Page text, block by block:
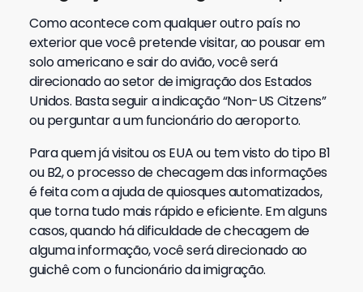
Como acontece com qualquer outro país no
exterior que você pretende visitar, ao pousar em
solo americano e sair do avião, você será
direcionado ao setor de imigração dos Estados
Unidos. Basta seguir a indicação “Non-US Citzens”
ou perguntar a um funcionário do aeroporto.
Para quem já visitou os EUA ou tem visto do tipo B1
ou B2, o processo de checagem das informações
é feita com a ajuda de quiosques automatizados,
que torna tudo mais rápido e eficiente. Em alguns
casos, quando há dificuldade de checagem de
alguma informação, você será direcionado ao
guichê com o funcionário da imigração.